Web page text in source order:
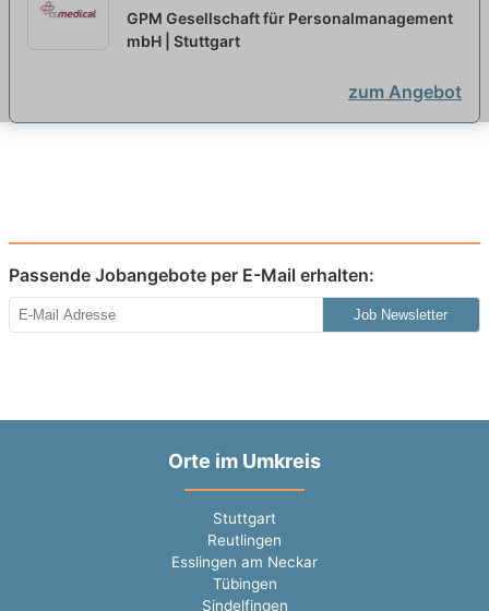
Büromanagement (m/w/d) neu
GPM Gesellschaft für Personalmanagement
mbH | Stuttgart
zum Angebot
Passende Jobangebote per E-Mail erhalten:
Job Newsletter
Orte im Umkreis
Stuttgart
Reutlingen
Esslingen am Neckar
Tübingen
Sindelfingen